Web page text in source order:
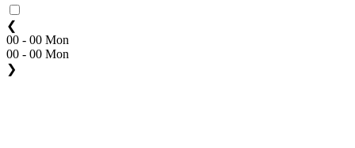
❮
00 - 00 Mon
00 - 00 Mon
❯